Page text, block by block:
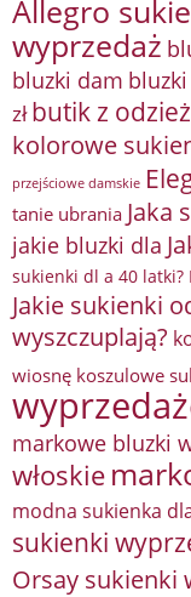
Allegro
wyprzedaż
bluzki dam
zł butik z
kolorowe
przejściowe damskie
tanie ubrania Jaka
jakie bluzki dla
sukienki dl a 40
Jakie sukienki
wyszczuplają?
wiosnę koszulowe
markowe bluzki
włoskie
modna sukienka
sukienki
Orsay sukienki